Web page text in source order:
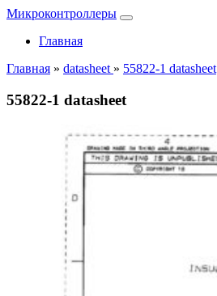
Микроконтроллеры
Главная
Главная » datasheet » 55822-1 datasheet
55822-1 datasheet